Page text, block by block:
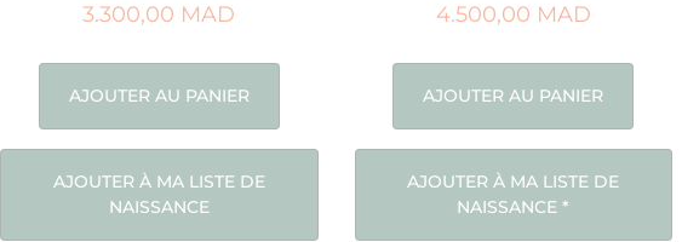
3.300,00 MAD
AJOUTER AU PANIER
AJOUTER À MA LISTE DE
NAISSANCE
4.500,00 MAD
AJOUTER AU PANIER
AJOUTER À MA LISTE DE
NAISSANCE *